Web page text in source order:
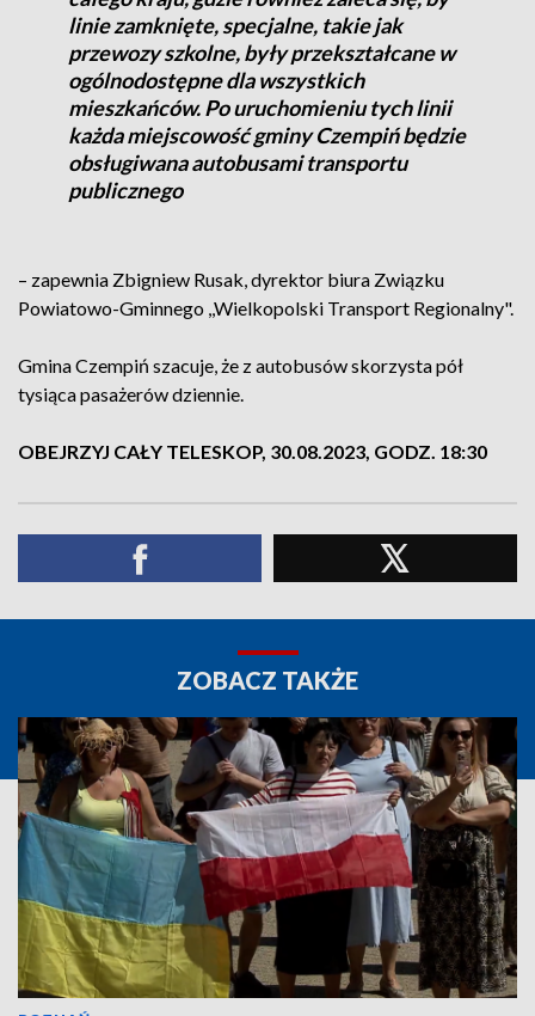
linie zamknięte, specjalne, takie jak
przewozy szkolne, były przekształcane w
ogólnodostępne dla wszystkich
mieszkańców. Po uruchomieniu tych linii
każda miejscowość gminy Czempiń będzie
obsługiwana autobusami transportu
publicznego
– zapewnia Zbigniew Rusak, dyrektor biura Związku
Powiatowo-Gminnego ,,Wielkopolski Transport Regionalny".
Gmina Czempiń szacuje, że z autobusów skorzysta pół
tysiąca pasażerów dziennie.
OBEJRZYJ CAŁY TELESKOP, 30.08.2023, GODZ. 18:30
ZOBACZ TAKŻE